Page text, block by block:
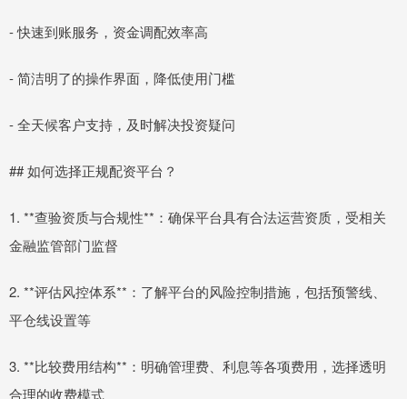
- 快速到账服务，资金调配效率高
- 简洁明了的操作界面，降低使用门槛
- 全天候客户支持，及时解决投资疑问
## 如何选择正规配资平台？
1. **查验资质与合规性**：确保平台具有合法运营资质，受相关
金融监管部门监督
2. **评估风控体系**：了解平台的风险控制措施，包括预警线、
平仓线设置等
3. **比较费用结构**：明确管理费、利息等各项费用，选择透明
合理的收费模式